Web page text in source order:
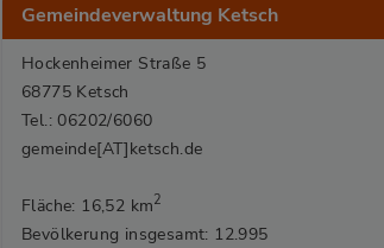
Gemeindeverwaltung Ketsch
Hockenheimer Straße 5
68775 Ketsch
Tel.: 06202/6060
gemeinde[AT]ketsch.de
Fläche: 16,52 km2
Bevölkerung insgesamt: 12.995